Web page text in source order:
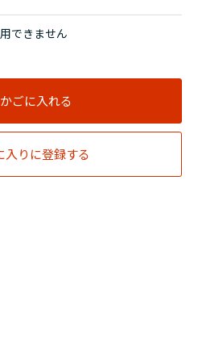
できません
ごに入れる
入りに登録する